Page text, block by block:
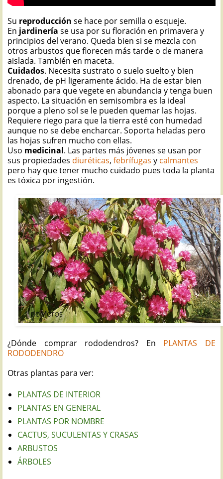
Su reproducción se hace por semilla o esqueje.
En jardinería se usa por su floración en primavera y
principios del verano. Queda bien si se mezcla con
otros arbustos que florecen más tarde o de manera
aislada. También en maceta.
Cuidados. Necesita sustrato o suelo suelto y bien
drenado, de pH ligeramente ácido. Ha de estar bien
abonado para que vegete en abundancia y tenga buen
aspecto. La situación en semisombra es la ideal
porque a pleno sol se le pueden quemar las hojas.
Requiere riego para que la tierra esté con humedad
aunque no se debe encharcar. Soporta heladas pero
las hojas sufren mucho con ellas.
Uso medicinal. Las partes más jóvenes se usan por
sus propiedades diuréticas, febrífugas y calmantes
pero hay que tener mucho cuidado pues toda la planta
es tóxica por ingestión.
¿Dónde comprar rododendros? En PLANTAS DE
RODODENDRO
Otras plantas para ver:
PLANTAS DE INTERIOR
PLANTAS EN GENERAL
PLANTAS POR NOMBRE
CACTUS, SUCULENTAS Y CRASAS
ARBUSTOS
ÁRBOLES